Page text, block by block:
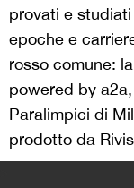
provati e
epoche e
rosso comune:
powered by
Paralimpici di
prodotto da